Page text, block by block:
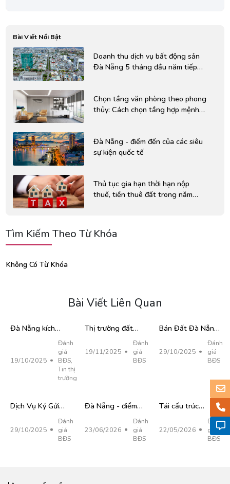
Bài Viết Nổi Bật
Doanh thu dịch vụ bất động sản
Đà Nẵng 5 tháng đầu năm tiếp
Chọn tầng văn phòng theo phong
thủy: Cách chọn tầng hợp mệnh
Đà Nẵng - điểm đến của các siêu
sự kiện quốc tế
Thủ tục gia hạn thời hạn nộp
thuế, tiền thuê đất trong năm
Tìm Kiếm Theo Từ Khóa
Không Có Từ Khóa
Bài Viết Liên Quan
Đà Nẵng kích
hoạt cơ chế đặc
thù, giải cơn khát
vật liệu xây dựng
19/10/2025
Đánh
giá
BĐS,
Tin thị
trường
Thị trường đất
Hòa Quý Đà Nẵng
– Lựa chọn an cư
19/11/2025
Đánh
giá
BĐS
Bán Đất Đà Nẵng
2025 | Đất Nền,
Đất Biển Giá Tốt,
Pháp Lý Rõ Ràng
29/10/2025
Đánh
giá
BĐS
Dịch Vụ Ký Gửi
Nhà Đất Đà Nẵng
Uy Tín, Hỗ Trợ
Bán Nhanh – Hiệu
29/10/2025
Đánh
giá
BĐS
Đà Nẵng - điểm
đến của các siêu
sự kiện quốc tế
23/06/2026
Đánh
giá
BĐS
Tái cấu trúc
không gian đô thị
Đà Nẵng
22/05/2026
Đánh
giá
BĐS